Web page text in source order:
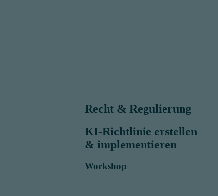
Recht & Regulierung
KI-Richtlinie erstellen
& implementieren
Workshop